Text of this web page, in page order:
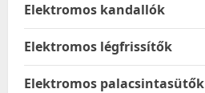
Elektromos kandallók
Elektromos légfrissítők
Elektromos palacsintasütők